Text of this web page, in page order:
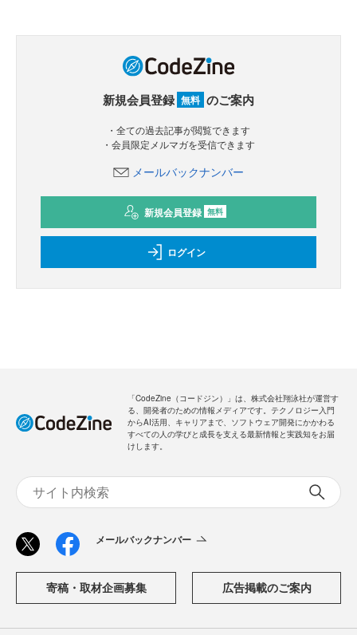
新規会員登録 無料 のご案内
・全ての過去記事が閲覧できます
・会員限定メルマガを受信できます
メールバックナンバー
新規会員登録 無料
ログイン
「CodeZine（コードジン）」は、株式会社翔泳社が運営す
る、開発者のための情報メディアです。テクノロジー入門
からAI活用、キャリアまで、ソフトウェア開発にかかわる
すべての人の学びと成長を支える最新情報と実践知をお届
けします。
メールバックナンバー
寄稿・取材企画募集 広告掲載のご案内